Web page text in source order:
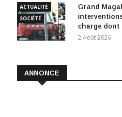
ACTUALITÉ
SOCIÉTÉ
Grand
charge dont
2 Août 2026
ANNONCE